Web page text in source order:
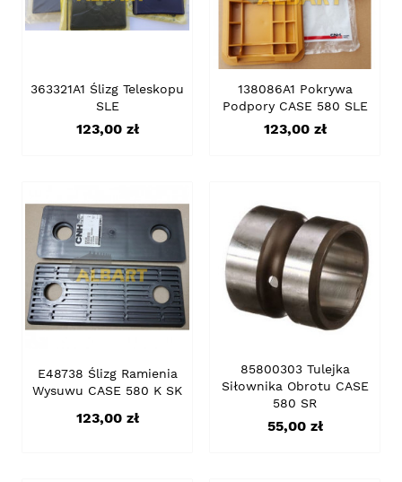
363321A1 Ślizg Teleskopu
SLE
Cena
123,00 zł
138086A1 Pokrywa
Podpory CASE 580 SLE
Cena
123,00 zł
E48738 Ślizg Ramienia
Wysuwu CASE 580 K SK
Cena
123,00 zł
85800303 Tulejka
Siłownika Obrotu CASE
580 SR
Cena
55,00 zł